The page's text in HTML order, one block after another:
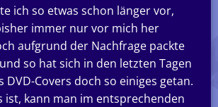
ich so etwas schon länger vor,
immer nur vor mich her
aufgrund der Nachfrage packte
so hat sich in den letzten Tagen
DVD-Covers doch so einiges getan.
ist, kann man im entsprechenden